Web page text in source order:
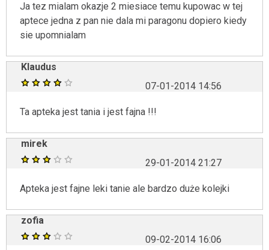
Ja tez mialam okazje 2 miesiace temu kupowac w tej
aptece jedna z pan nie dala mi paragonu dopiero kiedy
sie upomnialam
Klaudus
07-01-2014 14:56
Ta apteka jest tania i jest fajna !!!
mirek
29-01-2014 21:27
Apteka jest fajne leki tanie ale bardzo duże kolejki
zofia
09-02-2014 16:06